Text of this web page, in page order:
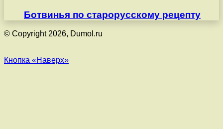
Ботвинья по старорусскому рецепту
© Copyright 2026, Dumol.ru
Кнопка «Наверх»